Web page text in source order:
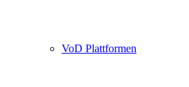
VoD Plattformen